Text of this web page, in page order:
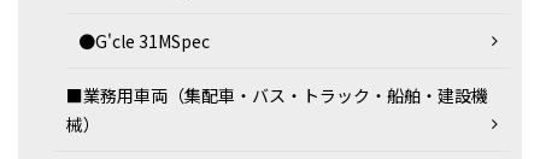
●G'cle 31MSpec
■業務用車両（集配車・バス・トラック・船舶・建設機
械）